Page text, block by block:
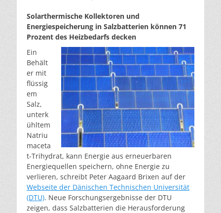
Solarthermische Kollektoren und
Energiespeicherung in Salzbatterien können 71
Prozent des Heizbedarfs decken
Ein
Behält
er mit
flüssig
em
Salz,
unterk
ühltem
Natriu
maceta
t-Trihydrat, kann Energie aus erneuerbaren
Energiequellen speichern, ohne Energie zu
verlieren, schreibt Peter Aagaard Brixen auf der
Webseite der Dänischen Technischen Universität
(DTU). Neue Forschungsergebnisse der DTU
zeigen, dass Salzbatterien die Herausforderung